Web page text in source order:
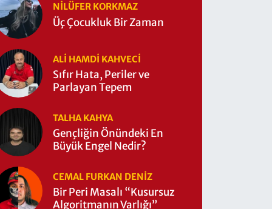
NILÜFER KORKMAZ
Üç Çocukluk Bir Zaman
ALI HAMDI KAHVECİ
Sıfır Hata, Periler ve
Parlayan Tepem
TALHA KAHYA
Gençliğin Önündeki En
Büyük Engel Nedir?
CEMAL FURKAN DENİZ
Bir Peri Masalı “Kusursuz
Algoritmanın Varlığı”